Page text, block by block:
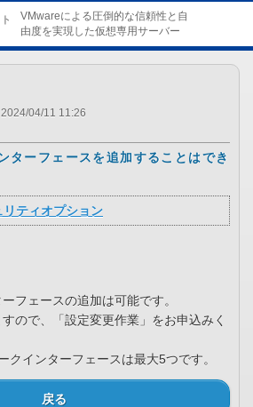
VMwareによる圧倒的な信頼性と自
由度を実現した仮想専用サーバー
04/11 11:26
ターフェースを追加することはでき
リティオプション
フェースの追加は可能です。
ので、「設定変更作業」をお申込みく
インターフェースは最大5つです。
戻る